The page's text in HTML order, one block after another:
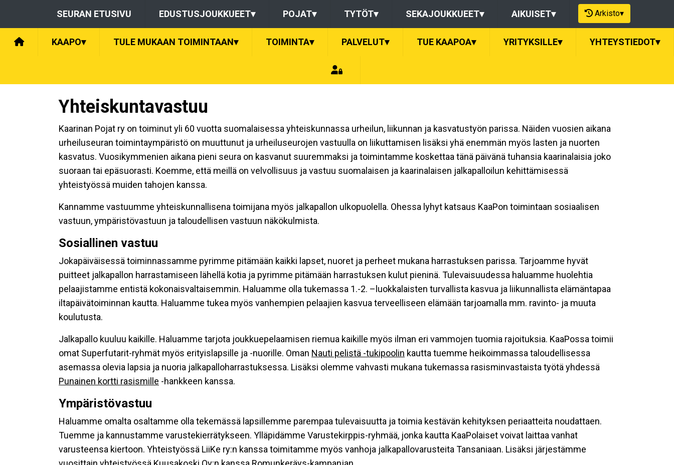
SEURAN ETUSIVU EDUSTUSJOUKKUEET▾ POJAT▾ TYTÖT▾ SEKAJOUKKUEET▾ AIKUISET▾ Arkisto▾
KAAPO▾ TULE MUKAAN TOIMINTAAN▾ TOIMINTA▾ PALVELUT▾ TUE KAAPOA▾ YRITYKSILLE▾ YHTEYSTIEDOT▾
Yhteiskuntavastuu
Kaarinan Pojat ry on toiminut yli 60 vuotta suomalaisessa yhteiskunnassa urheilun, liikunnan ja kasvatustyön parissa. Näiden vuosien aikana
urheiluseuran toimintaympäristö on muuttunut ja urheiluseurojen vastuulla on liikuttamisen lisäksi yhä enemmän myös lasten ja nuorten
kasvatus. Vuosikymmenien aikana pieni seura on kasvanut suuremmaksi ja toimintamme koskettaa tänä päivänä tuhansia kaarinalaisia joko
suoraan tai epäsuorasti. Koemme, että meillä on velvollisuus ja vastuu suomalaisen ja kaarinalaisen jalkapalloilun kehittämisessä
yhteistyössä muiden tahojen kanssa.
Kannamme vastuumme yhteiskunnallisena toimijana myös jalkapallon ulkopuolella. Ohessa lyhyt katsaus KaaPon toimintaan sosiaalisen
vastuun, ympäristövastuun ja taloudellisen vastuun näkökulmista.
Sosiallinen vastuu
Jokapäiväisessä toiminnassamme pyrimme pitämään kaikki lapset, nuoret ja perheet mukana harrastuksen parissa. Tarjoamme hyvät
puitteet jalkapallon harrastamiseen lähellä kotia ja pyrimme pitämään harrastuksen kulut pieninä. Tulevaisuudessa haluamme huolehtia
pelaajistamme entistä kokonaisvaltaisemmin. Haluamme olla tukemassa 1.-2. –luokkalaisten turvallista kasvua ja liikunnallista elämäntapaa
iltapäivätoiminnan kautta. Haluamme tukea myös vanhempien pelaajien kasvua terveelliseen elämään tarjoamalla mm. ravinto- ja muuta
koulutusta.
Jalkapallo kuuluu kaikille. Haluamme tarjota joukkuepelaamisen riemua kaikille myös ilman eri vammojen tuomia rajoituksia. KaaPossa toimii
omat Superfutarit-ryhmät myös erityislapsille ja -nuorille. Oman Nauti pelistä -tukipoolin kautta tuemme heikoimmassa taloudellisessa
asemassa olevia lapsia ja nuoria jalkapalloharrastuksessa. Lisäksi olemme vahvasti mukana tukemassa rasisminvastaista työtä yhdessä
Punainen kortti rasismille -hankkeen kanssa.
Ympäristövastuu
Haluamme omalta osaltamme olla tekemässä lapsillemme parempaa tulevaisuutta ja toimia kestävän kehityksen periaatteita noudattaen.
Tuemme ja kannustamme varustekierrätykseen. Ylläpidämme Varustekirppis-ryhmää, jonka kautta KaaPolaiset voivat laittaa vanhat
varusteensa kiertoon. Yhteistyössä LiiKe ry:n kanssa toimitamme myös vanhoja jalkapallovarusteita Tansaniaan. Lisäksi järjestämme